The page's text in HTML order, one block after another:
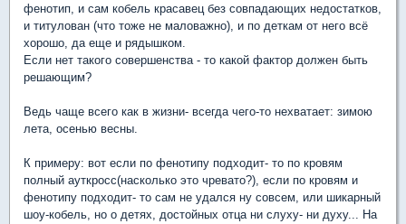
фенотип, и сам кобель красавец без совпадающих недостатков,
и титулован (что тоже не маловажно), и по деткам от него всё
хорошо, да еще и рядышком.
Если нет такого совершенства - то какой фактор должен быть
решающим?
Ведь чаще всего как в жизни- всегда чего-то нехватает: зимою
лета, осенью весны.
К примеру: вот если по фенотипу подходит- то по кровям
полный ауткросс(насколько это чревато?), если по кровям и
фенотипу подходит- то сам не удался ну совсем, или шикарный
шоу-кобель, но о детях, достойных отца ни слуху- ни духу... На